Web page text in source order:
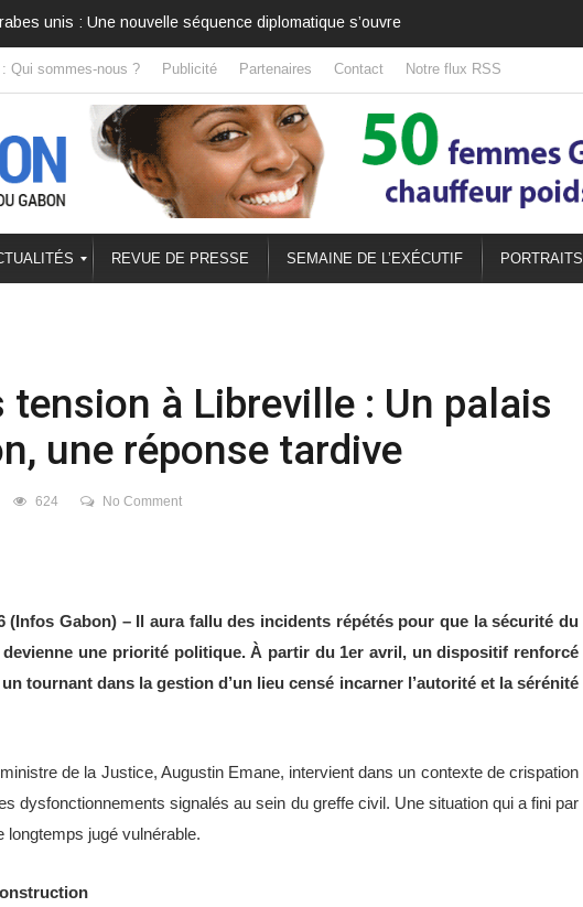
confirme sa solidité
: Qui sommes-nous ? Publicité Partenaires Contact Notre flux RSS
REVUE DE PRESSE SEMAINE DE L’EXÉCUTIF PORTRAITS
à Libreville : Un palais
une réponse tardive
624 No Comment
(Infos Gabon) – Il aura fallu des incidents répétés pour que la sécurité du
une priorité politique. À partir du 1er avril, un dispositif renforcé
tournant dans la gestion d’un lieu censé incarner l’autorité et la sérénité
de la Justice, Augustin Emane, intervient dans un contexte de crispation
dysfonctionnements signalés au sein du greffe civil. Une situation qui a fini par
longtemps jugé vulnérable.